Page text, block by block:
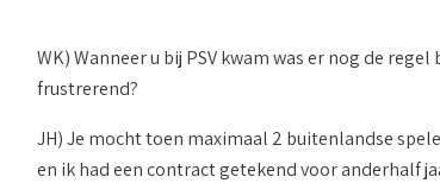
WK) Wanneer u bij PSV kwam was er nog de
frustrerend?
JH) Je mocht toen maximaal 2 buitenlandse
en ik had een contract getekend voor anderhalf